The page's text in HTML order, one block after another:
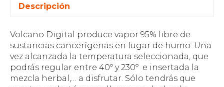
Descripción
Volcano Digital produce vapor 95% libre de
sustancias cancerígenas en lugar de humo. Una
vez alcanzada la temperatura seleccionada, que
podrás regular entre 40º y 230º e insertada la
mezcla herbal,… a disfrutar. Sólo tendrás que